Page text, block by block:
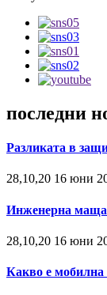
последни
Разликата в
28,10,20 16 юни
Инженерна
28,10,20 16 юни
Какво е мобилна